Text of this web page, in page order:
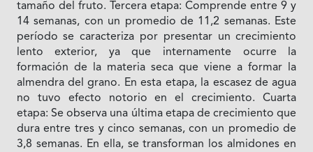
tamaño del fruto. Tercera etapa: Comprende entre 9 y
14 semanas, con un promedio de 11,2 semanas. Este
período se caracteriza por presentar un crecimiento
lento exterior, ya que internamente ocurre la
formación de la materia seca que viene a formar la
almendra del grano. En esta etapa, la escasez de agua
no tuvo efecto notorio en el crecimiento. Cuarta
etapa: Se observa una última etapa de crecimiento que
dura entre tres y cinco semanas, con un promedio de
3,8 semanas. En ella, se transforman los almidones en